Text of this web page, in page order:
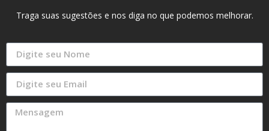
Traga suas sugestões e nos diga no que podemos melhorar.